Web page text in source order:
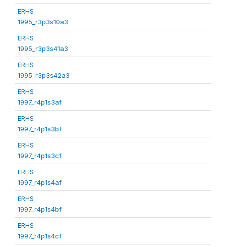
ERHS
1995_r3p3s10a3
ERHS
1995_r3p3s41a3
ERHS
1995_r3p3s42a3
ERHS
1997_r4p1s3af
ERHS
1997_r4p1s3bf
ERHS
1997_r4p1s3cf
ERHS
1997_r4p1s4af
ERHS
1997_r4p1s4bf
ERHS
1997_r4p1s4cf